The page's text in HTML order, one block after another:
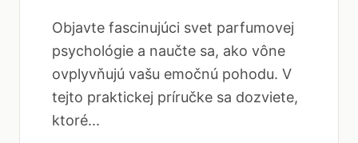
Objavte fascinujúci svet parfumovej
psychológie a naučte sa, ako vône
ovplyvňujú vašu emočnú pohodu. V
tejto praktickej príručke sa dozviete,
ktoré...